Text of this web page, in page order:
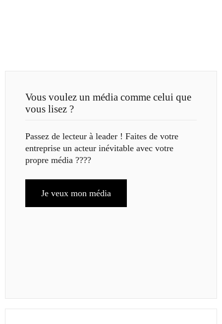
Vous voulez un média comme celui que
vous lisez ?
Passez de lecteur à leader ! Faites de votre
entreprise un acteur inévitable avec votre
propre média ????
Je veux mon média